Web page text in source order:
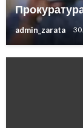
admin_zarata